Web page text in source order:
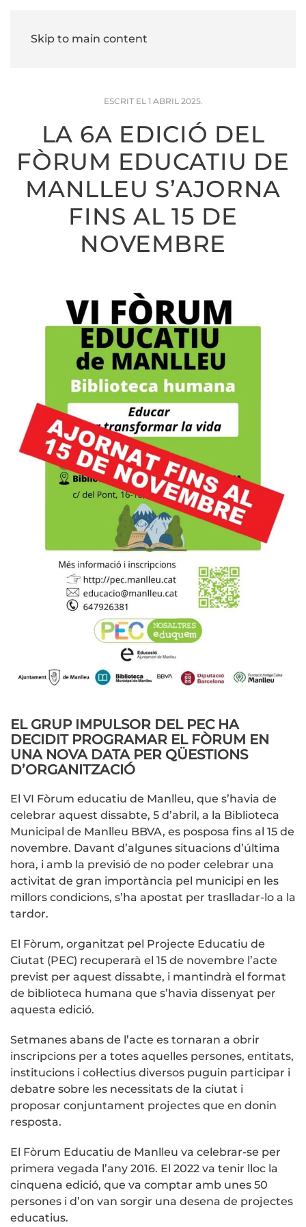
Skip to main content
ESCRIT EL 1 ABRIL 2025.
LA 6A EDICIÓ DEL
FÒRUM EDUCATIU DE
MANLLEU S’AJORNA
FINS AL 15 DE
NOVEMBRE
EL GRUP IMPULSOR DEL PEC HA
DECIDIT PROGRAMAR EL FÒRUM EN
UNA NOVA DATA PER QÜESTIONS
D’ORGANITZACIÓ
El VI Fòrum educatiu de Manlleu, que s’havia de
celebrar aquest dissabte, 5 d’abril, a la Biblioteca
Municipal de Manlleu BBVA, es posposa fins al 15 de
novembre. Davant d’algunes situacions d’última
hora, i amb la previsió de no poder celebrar una
activitat de gran importància pel municipi en les
millors condicions, s’ha apostat per traslladar-lo a la
tardor.
El Fòrum, organitzat pel Projecte Educatiu de
Ciutat (PEC) recuperarà el 15 de novembre l’acte
previst per aquest dissabte, i mantindrà el format
de biblioteca humana que s’havia dissenyat per
aquesta edició.
Setmanes abans de l’acte es tornaran a obrir
inscripcions per a totes aquelles persones, entitats,
institucions i col·lectius diversos puguin participar i
debatre sobre les necessitats de la ciutat i
proposar conjuntament projectes que en donin
resposta.
El Fòrum Educatiu de Manlleu va celebrar-se per
primera vegada l’any 2016. El 2022 va tenir lloc la
cinquena edició, que va comptar amb unes 50
persones i d’on van sorgir una desena de projectes
educatius.